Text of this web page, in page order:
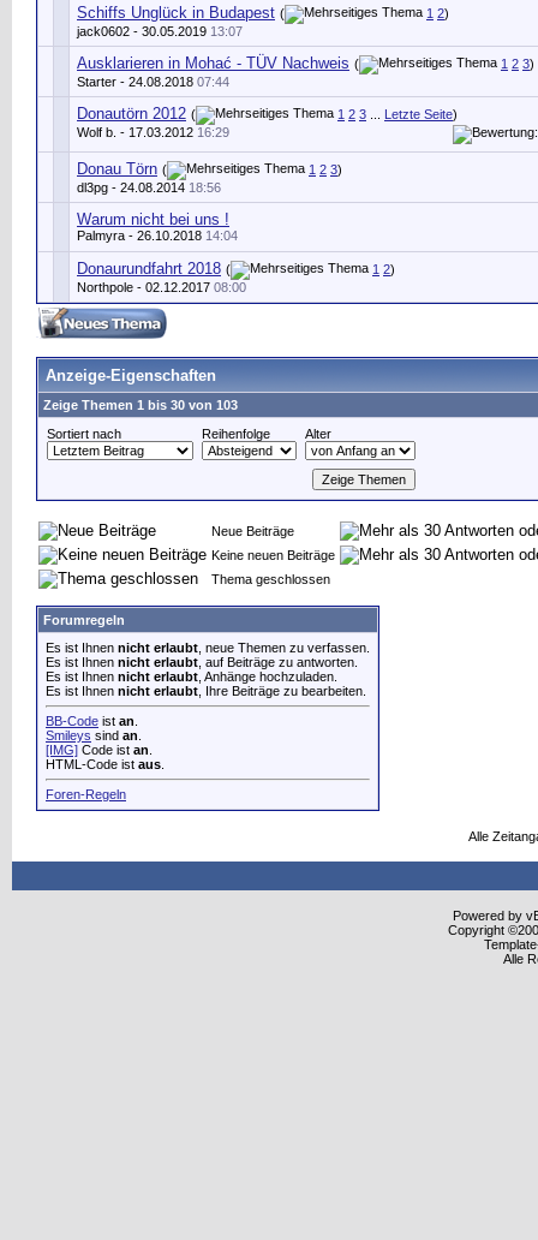
Schiffs Unglück in Budapest ( 1 2)
jack0602 - 30.05.2019 13:07
Ausklarieren in Mohać - TÜV Nachweis ( 1 2 3)
Starter - 24.08.2018 07:44
Donautörn 2012 ( 1 2 3 Letzte Seite)
Wolf b. - 17.03.2012 16:29
Donau Törn ( 1 2 3)
dl3pg - 24.08.2014 18:56
Warum nicht bei uns !
Palmyra - 26.10.2018 14:04
Donaurundfahrt 2018 ( 1 2)
Northpole - 02.12.2017 08:00
Anzeige-Eigenschaften
Zeige Themen 1 bis 30 von 103
Sortiert nach
Reihenfolge Alter
Neue Beiträge
Keine neuen Beiträge
Thema geschlossen
Forumregeln
Es ist Ihnen nicht erlaubt , neue Themen zu verfassen.
Es ist Ihnen nicht erlaubt , auf Beiträge zu antworten.
Es ist Ihnen nicht erlaubt , Anhänge hochzuladen.
Es ist Ihnen nicht erlaubt , Ihre Beiträge zu bearbeiten.
BB-Code ist an
Smileys sind an
[IMG] Code ist an
HTML-Code ist aus
Foren-Regeln
Alle
Powered by
Copyright
Alle